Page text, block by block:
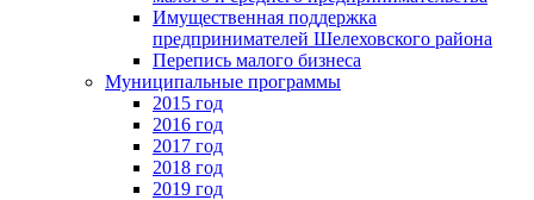
Имущественная поддержка
предпринимателей Шелеховского района
Перепись малого бизнеса
Муниципальные программы
2015 год
2016 год
2017 год
2018 год
2019 год